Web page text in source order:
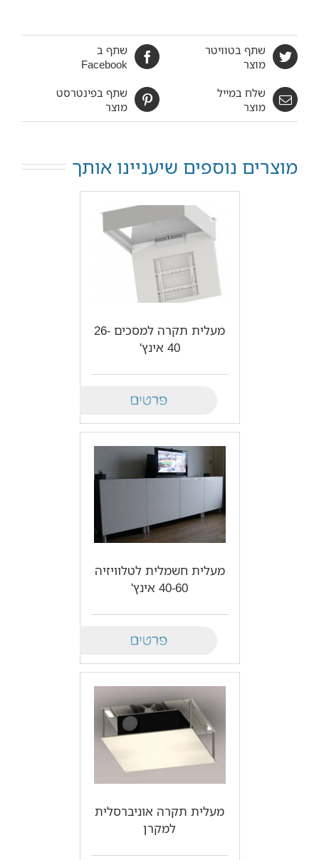
שתף ב
Facebook
שתף בטוויטר
מוצר
שתף בפינטרסט
מוצר
שלח במייל
מוצר
מוצרים נוספים שיעניינו אותך
מעלית תקרה למסכים 26-
40 אינץ'
מעלית חשמלית לטלוויזיה
40-60 אינץ'
מעלית תקרה אוניברסלית
למקרן